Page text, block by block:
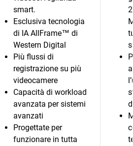
smart.
Esclusiva tecnologia
di IA AllFrame™ di
Western Digital
Più flussi di
registrazione su più
videocamere
Capacità di workload
avanzata per sistemi
avanzati
Progettate per
funzionare in tutta